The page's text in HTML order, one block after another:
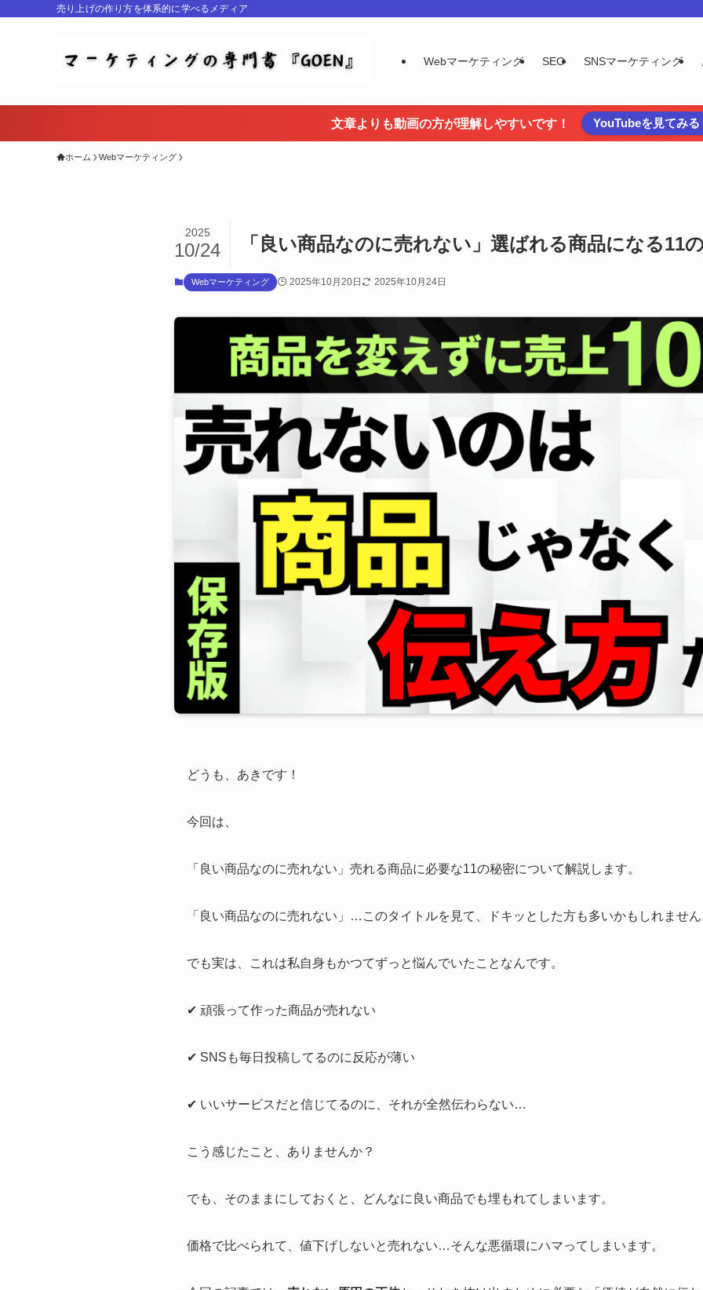
売り上げの作り方を体系的に学べるメディア
Webマーケティング SEO SNSマーケティング
文章よりも動画の方が理解しやすいです！ YouTubeを見てみる
ホーム Webマーケティング
「良い商品なのに売れない」選ばれる商品になる11
2025
10/24
Webマーケティング 2025年10月20日 2025年10月24日
どうも、あきです！
今回は、
「良い商品なのに売れない」売れる商品に必要な11の秘密について解説します。
「良い商品なのに売れない」…このタイトルを見て、ドキッとした方も多いかもしれませ
でも実は、これは私自身もかつてずっと悩んでいたことなんです。
✔ 頑張って作った商品が売れない
✔ SNSも毎日投稿してるのに反応が薄い
✔ いいサービスだと信じてるのに、それが全然伝わらない…
こう感じたこと、ありませんか？
でも、そのままにしておくと、どんなに良い商品でも埋もれてしまいます。
価格で比べられて、値下げしないと売れない…そんな悪循環にハマってしまいます。